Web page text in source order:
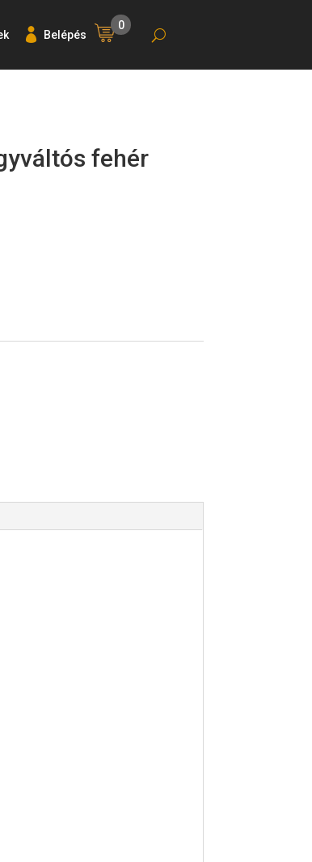
Belépés
0
fehér